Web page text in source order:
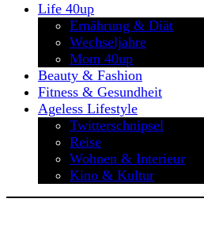
Life 40up
Ernährung & Diät
Wechseljahre
Mom 40up
Beauty & Fashion
Fitness & Gesundheit
Ageless Lifestyle
Twitterschnipsel
Reise
Wohnen & Interieur
Kino & Kultur